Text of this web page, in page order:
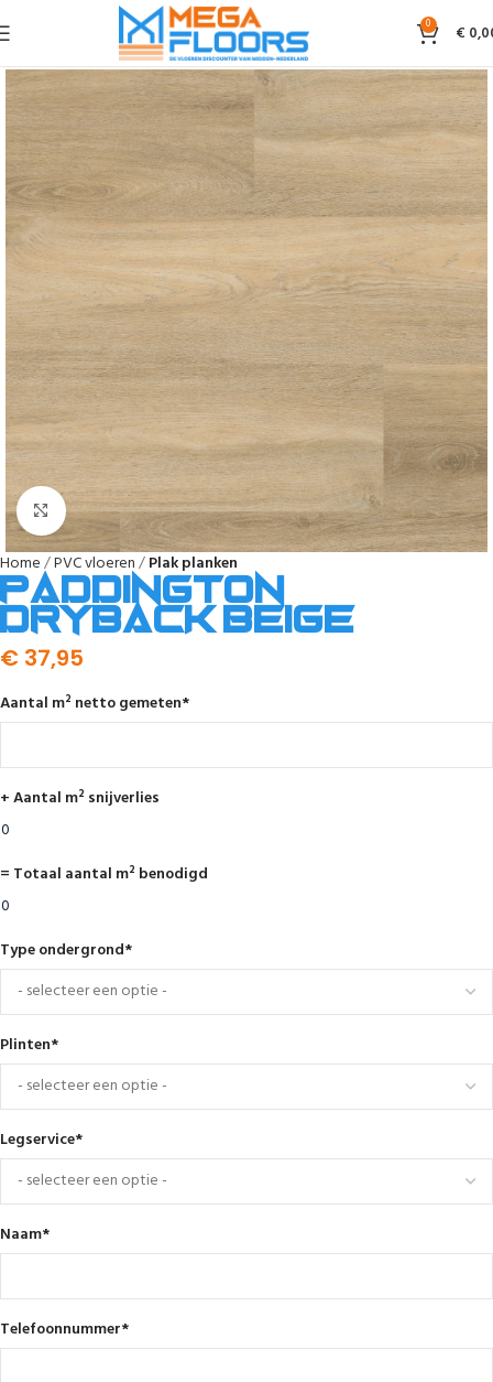
0 €
Home PVC vloeren Plak planken
Paddington
dryback beige
€ 37,95
Aantal m² netto gemeten*
+ Aantal m² snijverlies
= Totaal aantal m² benodigd
Type ondergrond*
Plinten*
Legservice*
Naam*
Telefoonnummer*
Afbeelding vergroten